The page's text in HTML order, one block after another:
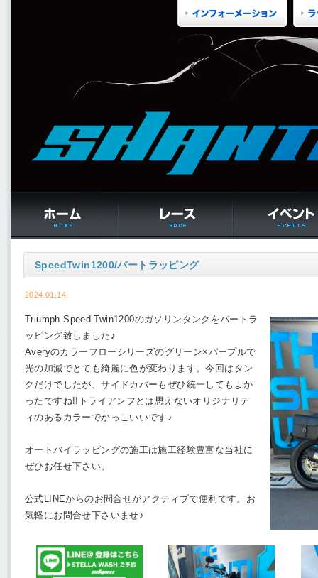
SpeedTwin1200/パートラッピング
2024.01.14.
Triumph Speed Twin1200のガソリンタンクをパートラ
ッピング致しました♪
Averyのカラーフローシリーズのグリーン×パープルで
光の加減でとても綺麗に色が変わります。今回はタン
クだけでしたが、サイドカバーもぜひ統一してもよか
ったですね!!トライアンフとは思えないオリジナリテ
ィのあるカラーでかっこいいです♪
オートバイラッピングの施工は施工経験豊富な当社に
ぜひお任せ下さい。
公式LINEからのお問合せがアクティブで便利です。お
気軽にお問合せ下さいませ♪